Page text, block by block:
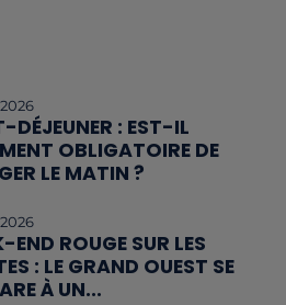
DÉJEUNER : EST-IL
OBLIGATOIRE DE
LE MATIN ?
END ROUGE SUR LES
: LE GRAND OUEST SE
À UN...